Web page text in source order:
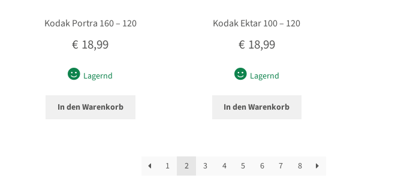
Kodak Portra 160 – 120
€ 18,99
Lagernd
In den Warenkorb
Kodak Ektar 100 – 120
€ 18,99
Lagernd
In den Warenkorb
1 2 3 4 5 6 7 8